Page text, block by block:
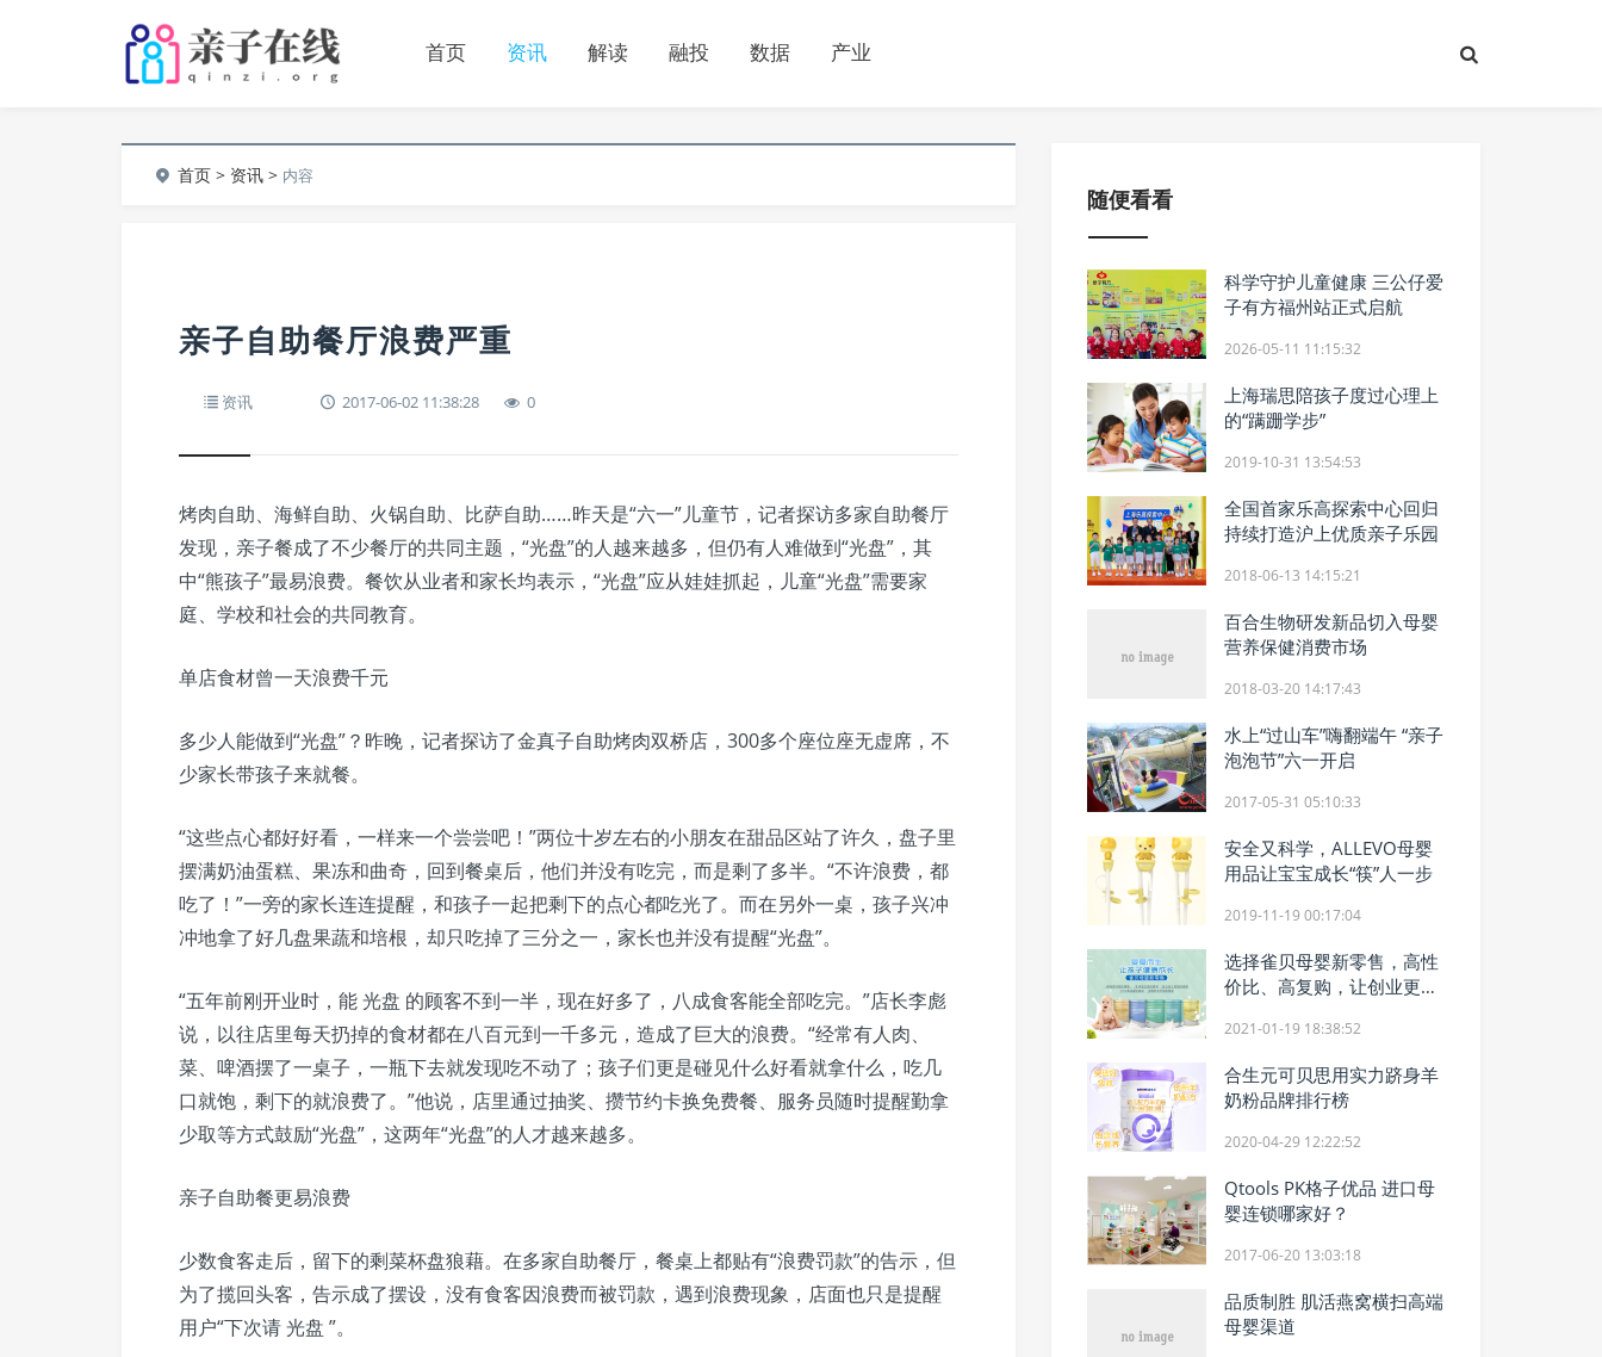
首页 资讯 解读 融投 数据 产业
首页 > 资讯 > 内容
亲子自助餐厅浪费严重
资讯 2017-06-02 11:38:28 0
烤肉自助、海鲜自助、火锅自助、比萨自助……昨天是“六一”儿童节，记者探访多家自助餐厅
发现，亲子餐成了不少餐厅的共同主题，“光盘”的人越来越多，但仍有人难做到“光盘”，其
中“熊孩子”最易浪费。餐饮从业者和家长均表示，“光盘”应从娃娃抓起，儿童“光盘”需要家
庭、学校和社会的共同教育。
单店食材曾一天浪费千元
多少人能做到“光盘”？昨晚，记者探访了金真子自助烤肉双桥店，300多个座位座无虚席，不
少家长带孩子来就餐。
“这些点心都好好看，一样来一个尝尝吧！”两位十岁左右的小朋友在甜品区站了许久，盘子里
摆满奶油蛋糕、果冻和曲奇，回到餐桌后，他们并没有吃完，而是剩了多半。“不许浪费，都
吃了！”一旁的家长连连提醒，和孩子一起把剩下的点心都吃光了。而在另外一桌，孩子兴冲
冲地拿了好几盘果蔬和培根，却只吃掉了三分之一，家长也并没有提醒“光盘”。
“五年前刚开业时，能 光盘 的顾客不到一半，现在好多了，八成食客能全部吃完。”店长李彪
说，以往店里每天扔掉的食材都在八百元到一千多元，造成了巨大的浪费。“经常有人肉、
菜、啤酒摆了一桌子，一瓶下去就发现吃不动了；孩子们更是碰见什么好看就拿什么，吃几
口就饱，剩下的就浪费了。”他说，店里通过抽奖、攒节约卡换免费餐、服务员随时提醒勤拿
少取等方式鼓励“光盘”，这两年“光盘”的人才越来越多。
亲子自助餐更易浪费
少数食客走后，留下的剩菜杯盘狼藉。在多家自助餐厅，餐桌上都贴有“浪费罚款”的告示，但
为了揽回头客，告示成了摆设，没有食客因浪费而被罚款，遇到浪费现象，店面也只是提醒
用户“下次请 光盘 ”。
随便看看
科学守护儿童健康 三公仔爱
子有方福州站正式启航
2026-05-11 11:15:32
上海瑞思陪孩子度过心理上
的“蹒跚学步”
2019-10-31 13:54:53
全国首家乐高探索中心回归
持续打造沪上优质亲子乐园
2018-06-13 14:15:21
百合生物研发新品切入母婴
营养保健消费市场
2018-03-20 14:17:43
水上“过山车”嗨翻端午 “亲子
泡泡节”六一开启
2017-05-31 05:10:33
安全又科学，ALLEVO母婴
用品让宝宝成长“筷”人一步
2019-11-19 00:17:04
选择雀贝母婴新零售，高性
价比、高复购，让创业更简
2021-01-19 18:38:52
合生元可贝思用实力跻身羊
奶粉品牌排行榜
2020-04-29 12:22:52
Qtools PK格子优品 进口母
婴连锁哪家好？
2017-06-20 13:03:18
品质制胜 肌活燕窝横扫高端
母婴渠道